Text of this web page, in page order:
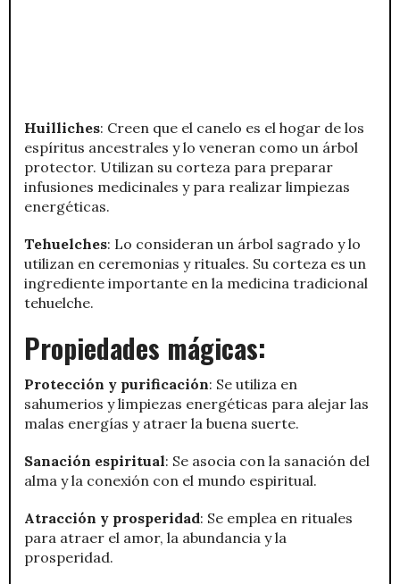
Huilliches: Creen que el canelo es el hogar de los
espíritus ancestrales y lo veneran como un árbol
protector. Utilizan su corteza para preparar
infusiones medicinales y para realizar limpiezas
energéticas.
Tehuelches: Lo consideran un árbol sagrado y lo
utilizan en ceremonias y rituales. Su corteza es un
ingrediente importante en la medicina tradicional
tehuelche.
Propiedades mágicas:
Protección y purificación: Se utiliza en
sahumerios y limpiezas energéticas para alejar las
malas energías y atraer la buena suerte.
Sanación espiritual: Se asocia con la sanación del
alma y la conexión con el mundo espiritual.
Atracción y prosperidad: Se emplea en rituales
para atraer el amor, la abundancia y la
prosperidad.